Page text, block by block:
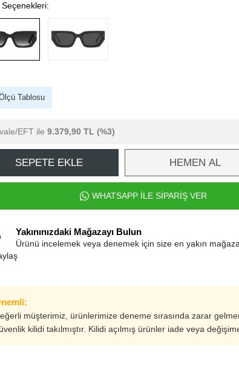
Seçenekleri:
Tablosu
EFT ile 9.379,90 TL (%3)
SEPETE EKLE HEMEN AL
WHATSAPP İLE SİPARİŞ VER
Yakınınızdaki Mağazayı Bulun
Ürünü incelemek veya denemek için size en yakın
müşterimiz, ürünlerimize deneme sırasında zarar
kilidi takılmıştır. Kilidi açılmış ürünler iade veya